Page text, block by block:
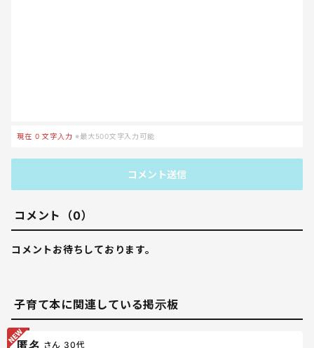
現在 0 文字入力 ※最大500文字入力可能
コメント送信
コメント（0）
コメントお待ちしております。
子育て本に関連している掲示板
さん 30代